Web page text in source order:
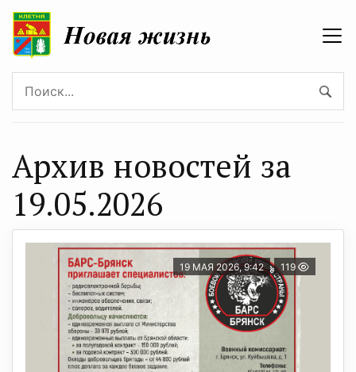
Архив новостей за
19.05.2026
19 МАЯ 2026, 9:42 119